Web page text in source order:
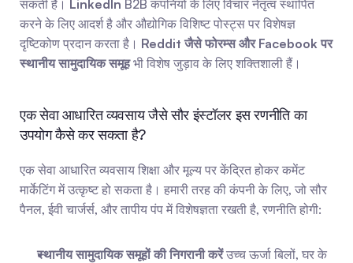
सकती हैं। LinkedIn B2B कंपनियों के लिए विचार नेतृत्व स्थापित
करने के लिए आदर्श है और औद्योगिक विशिष्ट पोस्ट्स पर विशेषज्ञ
दृष्टिकोण प्रदान करता है। Reddit जैसे फोरम्स और Facebook पर
स्थानीय सामुदायिक समूह भी विशेष जुड़ाव के लिए शक्तिशाली हैं।
एक सेवा आधारित व्यवसाय जैसे सौर इंस्टॉलर इस रणनीति का
उपयोग कैसे कर सकता है?
एक सेवा आधारित व्यवसाय शिक्षा और मूल्य पर केंद्रित होकर कमेंट
मार्केटिंग में उत्कृष्ट हो सकता है। हमारी तरह की कंपनी के लिए, जो सौर
पैनल, ईवी चार्जर्स, और तापीय पंप में विशेषज्ञता रखती है, रणनीति होगी:
स्थानीय सामुदायिक समूहों की निगरानी करें उच्च ऊर्जा बिलों, घर के